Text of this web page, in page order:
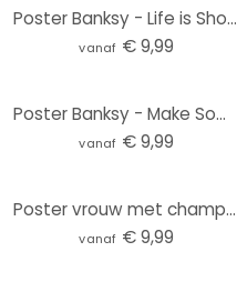
Poster Banksy - Life is Short
vanaf € 9,99
Poster Banksy - Make Some Trouble
vanaf € 9,99
Poster vrouw met champagneglazen - Bolgov
vanaf € 9,99